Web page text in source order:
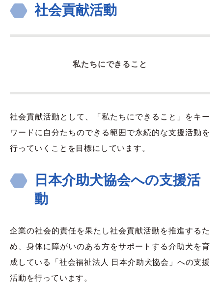
社会貢献活動
私たちにできること
社会貢献活動として、「私たちにできること」をキー
ワードに自分たちのできる範囲で永続的な支援活動を
行っていくことを目標にしています。
日本介助犬協会への支援活
動
企業の社会的責任を果たし社会貢献活動を推進するた
め、身体に障がいのある方をサポートする介助犬を育
成している「社会福祉法人 日本介助犬協会」への支援
活動を行っています。